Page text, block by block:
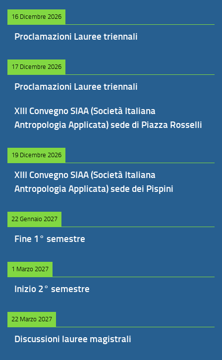
16 Dicembre 2026
Proclamazioni Lauree triennali
17 Dicembre 2026
Proclamazioni Lauree triennali
XIII Convegno SIAA (Società Italiana
Antropologia Applicata) sede di Piazza Rosselli
19 Dicembre 2026
XIII Convegno SIAA (Società Italiana
Antropologia Applicata) sede dei Pispini
22 Gennaio 2027
Fine 1° semestre
1 Marzo 2027
Inizio 2° semestre
22 Marzo 2027
Discussioni lauree magistrali